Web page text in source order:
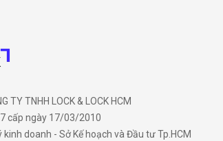
TY TNHH LOCK & LOCK HCM
cấp ngày 17/03/2010
kinh doanh - Sở Kế hoạch và Đầu tư Tp.HCM